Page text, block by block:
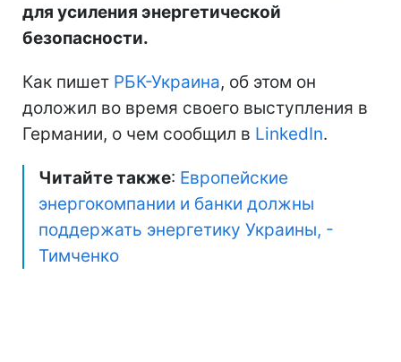
для усиления энергетической
безопасности.
Как пишет РБК-Украина, об этом он
доложил во время своего выступления в
Германии, о чем сообщил в LinkedIn.
Читайте также: Европейские
энергокомпании и банки должны
поддержать энергетику Украины, -
Тимченко